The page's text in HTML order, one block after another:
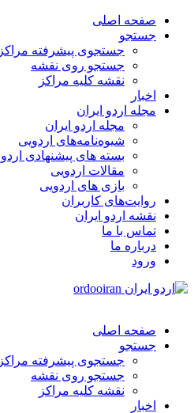
صفحه اصلی
جستجو
جستجوی پیشرفته مراکز
جستجو روی نقشه
نقشه کلیه مراکز
اخبار
مجله اردو ایران
مجله اردو ایران
شیوه‌نامه‌های اردویی
بسته های پیشنهادی اردو
مقالات اردویی
بازی های اردویی
روایت‌های کاربران
نقشه اردو ایران
تماس با ما
درباره ما
ورود
صفحه اصلی
جستجو
جستجوی پیشرفته مراکز
جستجو روی نقشه
نقشه کلیه مراکز
اخبار